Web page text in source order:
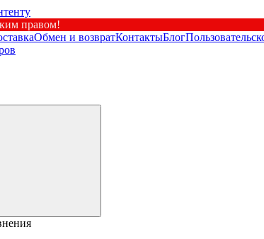
правом!
Обмен и возвратКонтактыБлог